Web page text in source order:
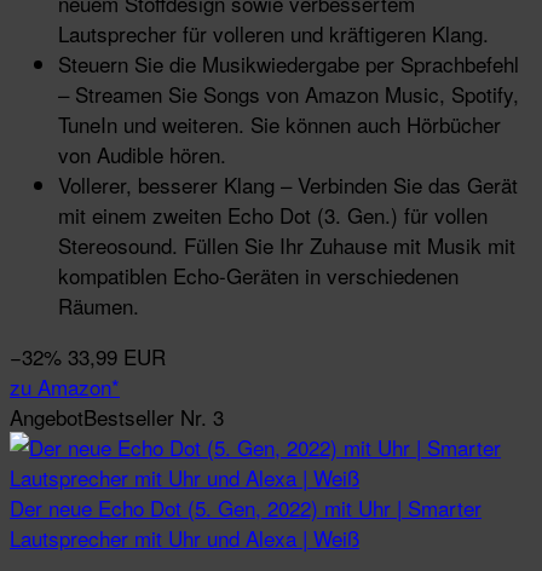
Lautsprecher für volleren und kräftigeren Klang.
Steuern Sie die Musikwiedergabe per Sprachbefehl
– Streamen Sie Songs von Amazon Music, Spotify,
TuneIn und weiteren. Sie können auch Hörbücher
von Audible hören.
Vollerer, besserer Klang – Verbinden Sie das Gerät
mit einem zweiten Echo Dot (3. Gen.) für vollen
Stereosound. Füllen Sie Ihr Zuhause mit Musik mit
kompatiblen Echo-Geräten in verschiedenen
Räumen.
−32% 33,99 EUR
zu Amazon*
AngebotBestseller Nr. 3
Der neue Echo Dot (5. Gen, 2022) mit Uhr | Smarter
Lautsprecher mit Uhr und Alexa | Weiß